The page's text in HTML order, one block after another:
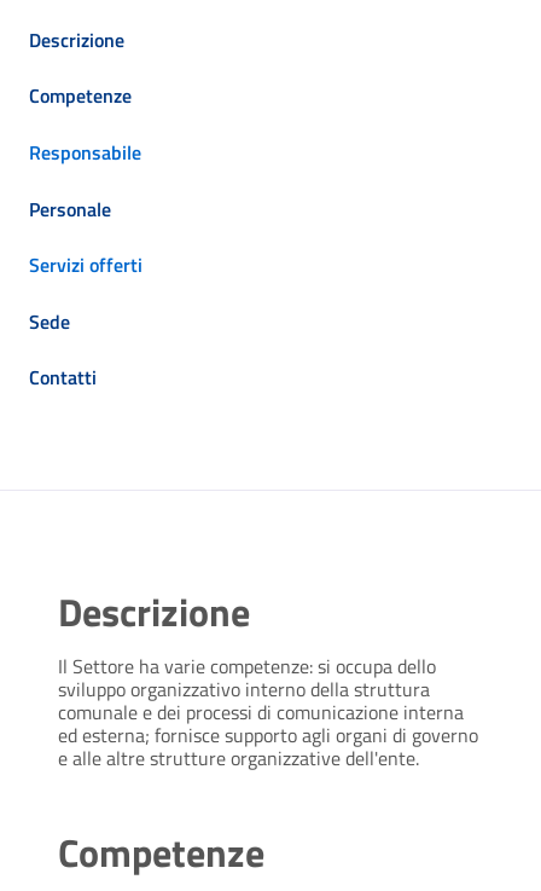
Descrizione
Competenze
Responsabile
Personale
Servizi offerti
Sede
Contatti
Descrizione
Il Settore ha varie competenze: si occupa dello
sviluppo organizzativo interno della struttura
comunale e dei processi di comunicazione interna
ed esterna; fornisce supporto agli organi di governo
e alle altre strutture organizzative dell'ente.
Competenze